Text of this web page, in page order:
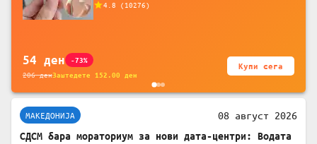
батерија, за мобилни телефони, комплет
4.8 ( 10276)
54 ден -73%
206денЗаштедете 152.00 ден
Купи сега
МАКЕДОНИЈА 08 август 2026
СДСМ бара мораториум за нови дата-центри: Водата